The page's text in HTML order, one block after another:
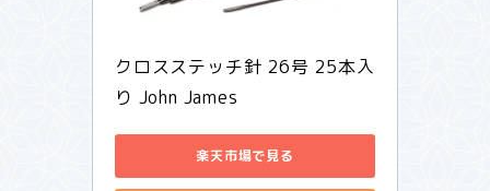
クロスステッチ針 26号 25本入
り John James
楽天市場で見る